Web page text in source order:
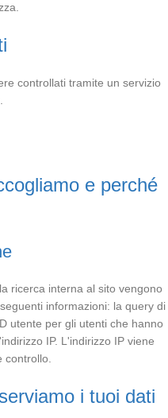
controllati tramite un servizio
e perché
ricerca interna al sito vengono
informazioni: la query di
utente per gli utenti che hanno
IP. L'indirizzo IP viene
i tuoi dati